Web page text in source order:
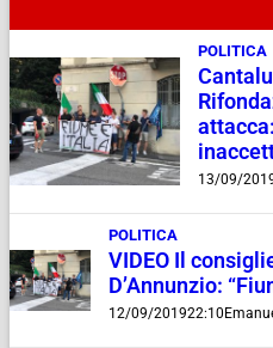
POLITICA
13/09/
POLITICA
VIDEO Il
D’Annunzio:
12/09/201922:10